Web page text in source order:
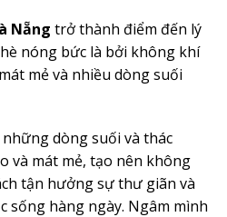
Nẵng trở thành điểm đến lý
nóng bức là bởi không khí
mẻ và nhiều dòng suối
dòng suối và thác
và mát mẻ, tạo nên không
tận hưởng sự thư giãn và
sống hàng ngày. Ngâm mình